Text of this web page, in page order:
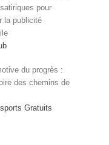
pour
la publicité
du progrès :
des chemins de
Gratuits